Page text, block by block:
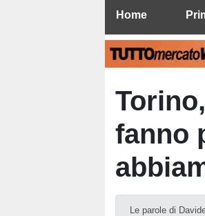
Home
fanno
Le parole di